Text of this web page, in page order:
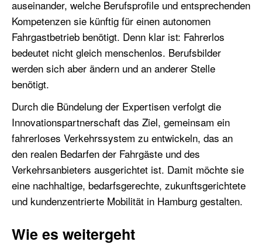
auseinander, welche Berufsprofile und entsprechenden
Kompetenzen sie künftig für einen autonomen
Fahrgastbetrieb benötigt. Denn klar ist: Fahrerlos
bedeutet nicht gleich menschenlos. Berufsbilder
werden sich aber ändern und an anderer Stelle
benötigt.
Durch die Bündelung der Expertisen verfolgt die
Innovationspartnerschaft das Ziel, gemeinsam ein
fahrerloses Verkehrssystem zu entwickeln, das an
den realen Bedarfen der Fahrgäste und des
Verkehrsanbieters ausgerichtet ist. Damit möchte sie
eine nachhaltige, bedarfsgerechte, zukunftsgerichtete
und kundenzentrierte Mobilität in Hamburg gestalten.
Wie es weitergeht